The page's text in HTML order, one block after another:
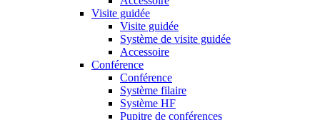
Visite guidée
Visite guidée
Système de visite guidée
Accessoire
Conférence
Conférence
Système filaire
Système HF
Pupitre de conférences